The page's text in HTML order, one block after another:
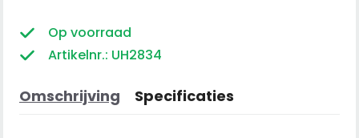
431F
en
aantal
Op voorraad
Artikelnr.: UH2834
Omschrijving Specificaties